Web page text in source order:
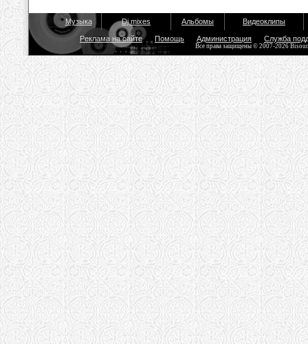
Музыка Dj mixes Альбомы Видеоклипы
Реклама на сайте Помощь Администрация Служба
Все права защищены © 2007-2026